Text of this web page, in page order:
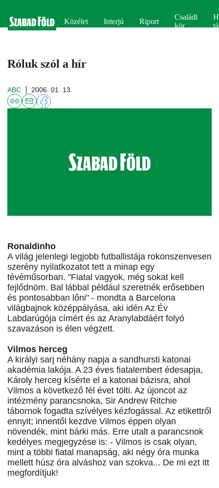
Közélet Interjú Riport
Családi
kör
Róluk szól a hír
ABC 2006. 01. 13.
Ronaldinho
A világ jelenlegi legjobb futballistája rokonszenvesen
szerény nyilatkozatot tett a minap egy
tévéműsorban. "Fiatal vagyok, még sokat kell
fejlődnöm. Bal lábbal például szeretnék erősebben
és pontosabban lőni" - mondta a Barcelona
világbajnok középpályása, aki idén Az Év
Labdarúgója címért és az Aranylabdáért folyó
szavazáson is élen végzett.
Vilmos herceg
A királyi sarj néhány napja a sandhursti katonai
akadémia lakója. A 23 éves fiatalembert édesapja,
Károly herceg kísérte el a katonai bázisra, ahol
Vilmos a következő fél évet tölti. Az újoncot az
intézmény parancsnoka, Sir Andrew Ritchie
tábornok fogadta szívélyes kézfogással. Az etikettről
ennyit; innentől kezdve Vilmos éppen olyan
növendék, mint bárki más. Erre utalt a parancsnok
kedélyes megjegyzése is: - Vilmos is csak olyan,
mint a többi fiatal manapság, aki négy óra munka
mellett húsz óra alváshoz van szokva... De mi ezt itt
megfordítjuk!